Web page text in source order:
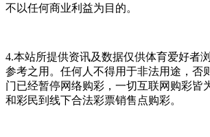
不以任何商业利益为目的。
4.本站所提供资讯及数据仅供体育爱好者
参考之用。任何人不得用于非法用途，否
门已经暂停网络购彩，一切互联网购彩皆
和彩民到线下合法彩票销售点购彩。